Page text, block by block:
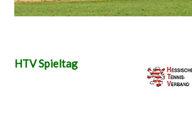
HTV Spieltag